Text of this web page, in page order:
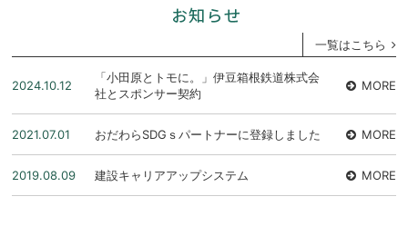
一覧はこちら
2024.10.12
「小田原とトモに。」伊豆箱根鉄道株式会
社とスポンサー契約
MORE
2021.07.01 おだわらSDGｓパートナーに登録しました MORE
2019.08.09 建設キャリアアップシステム MORE